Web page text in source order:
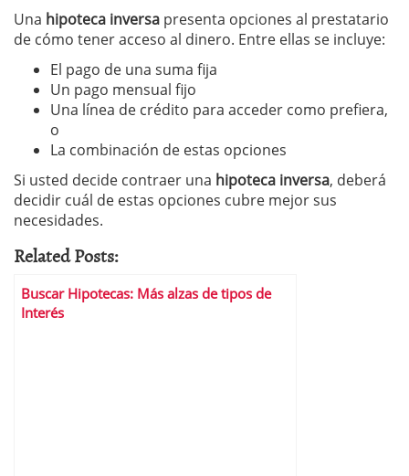
Una hipoteca inversa presenta opciones al prestatario
de cómo tener acceso al dinero. Entre ellas se incluye:
El pago de una suma fija
Un pago mensual fijo
Una línea de crédito para acceder como prefiera,
o
La combinación de estas opciones
Si usted decide contraer una hipoteca inversa, deberá
decidir cuál de estas opciones cubre mejor sus
necesidades.
Related Posts:
Buscar Hipotecas: Más alzas de tipos de
Interés